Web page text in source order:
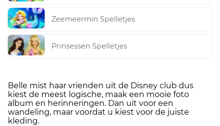
Zeemeermin Spelletjes
Prinsessen Spelletjes
Belle mist haar vrienden uit de Disney club dus
kiest de meest logische, maak een mooie foto
album en herinneringen. Dan uit voor een
wandeling, maar voordat u kiest voor de juiste
kleding.